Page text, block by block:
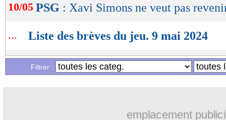
10/05 PSG : Xavi Simons ne veut pas
... Liste des brèves du jeu. 9 mai 2024
Liste des brèves du mer. 8 mai 2024
Filtrer :
emplacement